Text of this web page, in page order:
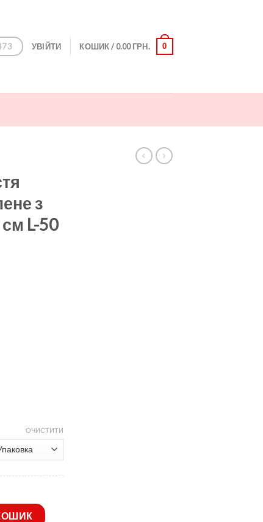
УВІЙТИ КОШИК /0.00ГРН. 0
з
L-50
ОЧИСТИТИ
з жовтим краєм 17 см L-50 кількість